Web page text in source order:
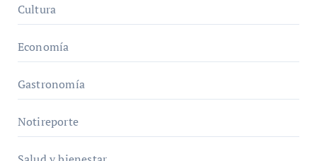
Cultura
Economía
Gastronomía
Notireporte